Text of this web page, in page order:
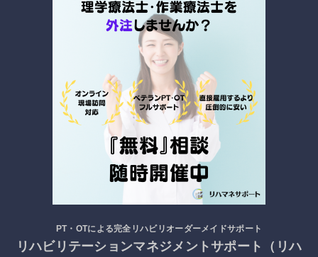
PT・OTによる完全リハビリオーダーメイドサポート
リハビリテーションマネジメントサポート（リハ